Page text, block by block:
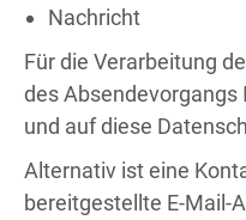
Nachricht
Für die Verarbeitung
des Absendevorgangs
und auf diese
Alternativ ist eine
bereitgestellte E-Mail-